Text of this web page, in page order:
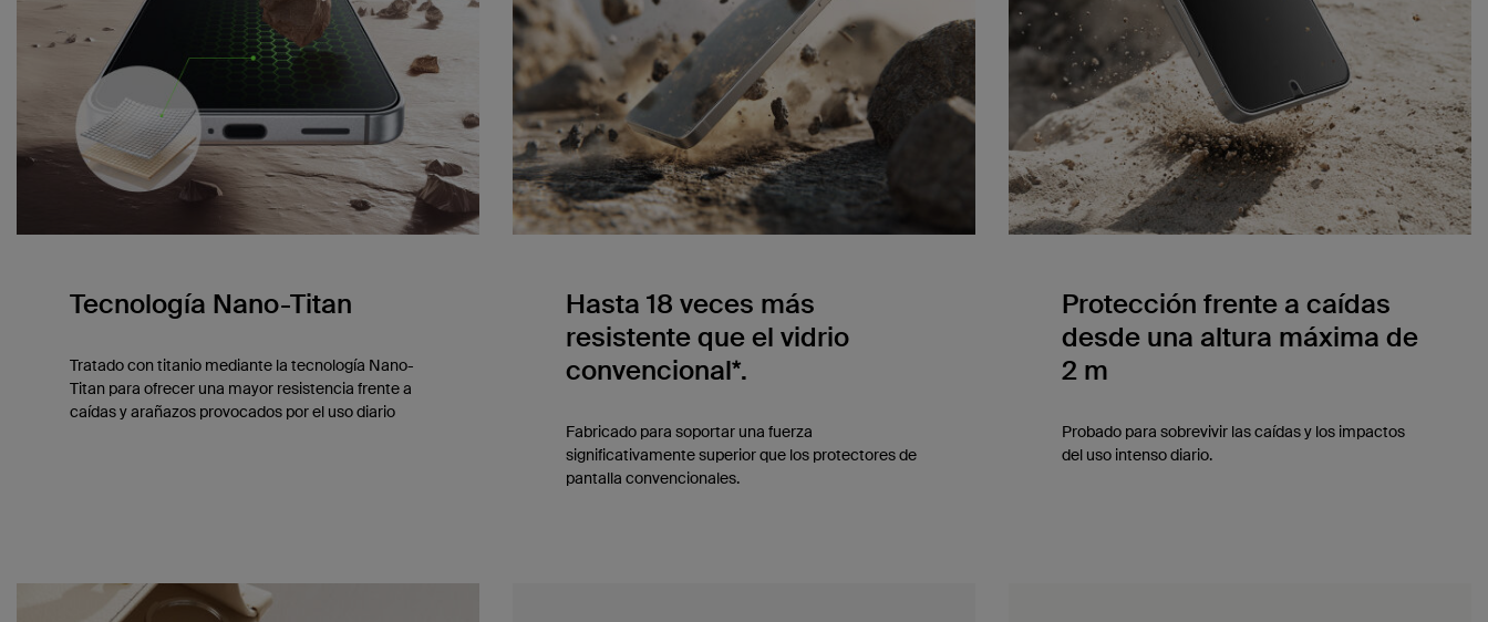
Tecnología Nano-Titan
Tratado con titanio mediante la tecnología Nano-
Titan para ofrecer una mayor resistencia frente a
caídas y arañazos provocados por el uso diario
Hasta 18 veces más
resistente que el vidrio
convencional*.
Fabricado para soportar una fuerza
significativamente superior que los protectores de
pantalla convencionales.
Protección frente a caídas
desde una altura máxima de
2 m
Probado para sobrevivir las caídas y los impactos
del uso intenso diario.